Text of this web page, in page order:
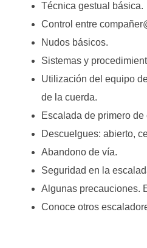
Técnica gestual básica.
Control entre
Nudos básicos.
Sistemas y
Utilización del equipo
de la cuerda.
Escalada de primero de
Descuelgues: abierto,
Abandono de vía.
Seguridad en la
Algunas precauciones.
Conoce otros